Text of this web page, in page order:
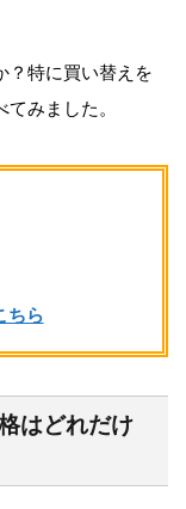
？特に買い替えを
みました。
ちら
はどれだけ